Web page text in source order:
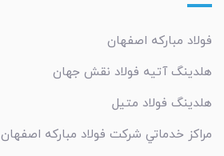
فولاد مبارکه اصفهان
هلدینگ آتیه فولاد نقش جهان
هلدینگ فولاد متیل
مراکز خدماتي شرکت فولاد مبارکه اصفهان